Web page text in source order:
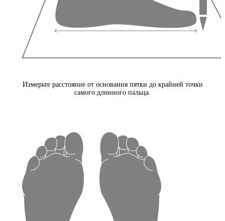
Измерьте расстояние от основания пятки до крайней точки
самого длинного пальца.